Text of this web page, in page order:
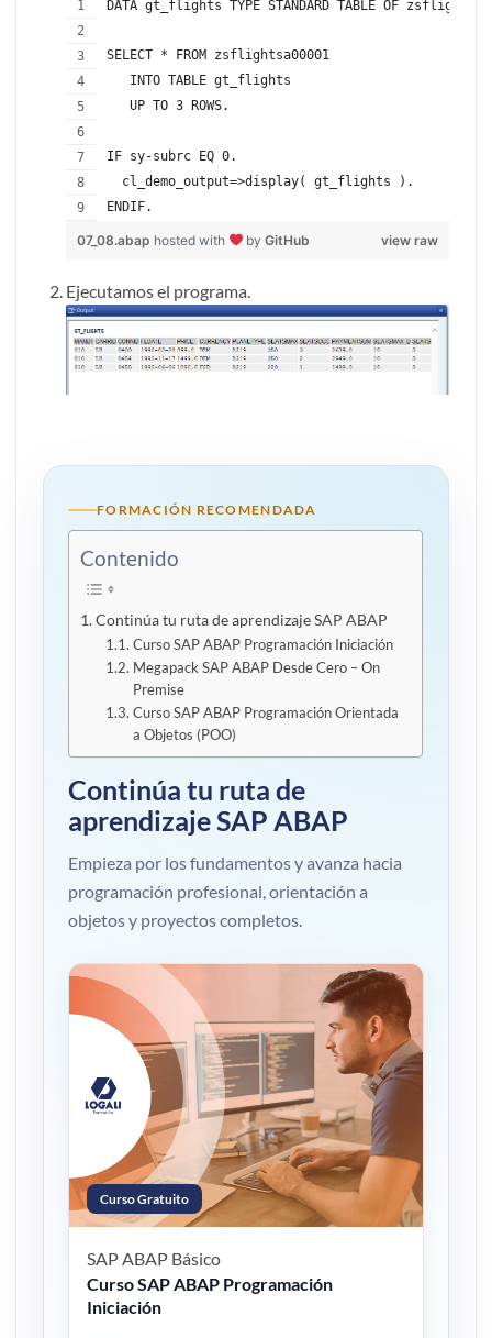
DATA gt_flights TYPE STANDARD TABLE OF
SELECT * FROM zsflightsa00001
   INTO TABLE gt_flights
   UP TO 3 ROWS.
IF sy-subrc EQ 0.
  cl_demo_output=>display( gt_flights ).
ENDIF.
view raw
07_08.abap hosted with byGitHub
Ejecutamos el programa.
FORMACIÓN RECOMENDADA
Contenido
Continúa tu ruta de aprendizaje SAP ABAP
Curso SAP ABAP Programación Iniciación
Megapack SAP ABAP Desde Cero – On
Premise
Curso SAP ABAP Programación Orientada
a Objetos (POO)
Continúa tu ruta de
aprendizaje SAP ABAP
Empieza por los fundamentos y avanza hacia
programación profesional, orientación a
objetos y proyectos completos.
Curso Gratuito
SAP ABAP Básico
Curso SAP ABAP Programación
Iniciación